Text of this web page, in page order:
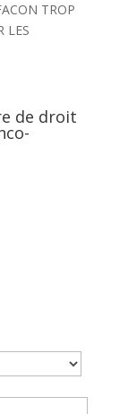
TROP
LES
de droit